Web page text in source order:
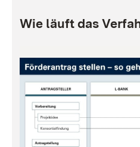
Wie läuft das